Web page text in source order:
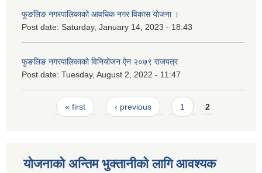
फुङलिङ नगरपालिकाको आवधिक नगर विकास योजना ।
Post date: Saturday, January 14, 2023 - 18:43
फुङलिङ नगरपालिकाको विनियोजन ऐन २०७९ राजपत्र
Post date: Tuesday, August 2, 2022 - 11:47
Pages« first ‹ previous 1 2
योजनाको अन्तिम भुक्तानीको लागि आवश्यक